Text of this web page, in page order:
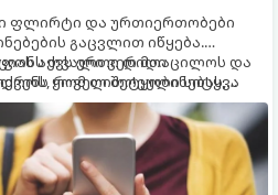
ფლირტი და ურთიერთობები
გაცვლით იწყება.
აქვს ერთი დიდი
რომ თითოეული სიტყვა
მოცული,
თვალი ვერ მოაცილოს და
ყოველ შეტყობინებას,
დაფუძნებული ეს 10 ოქროს